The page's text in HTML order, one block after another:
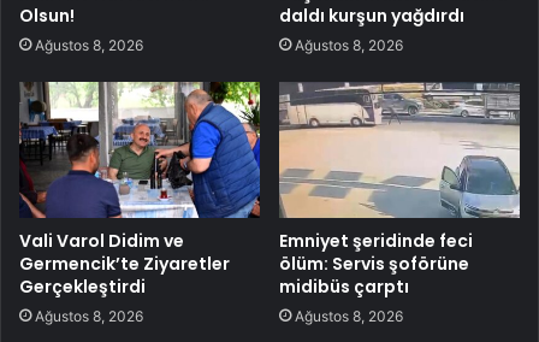
Olsun!
Ağustos 8, 2026
daldı kurşun yağdırdı
Ağustos 8, 2026
Vali Varol Didim ve
Germencik’te Ziyaretler
Gerçekleştirdi
Ağustos 8, 2026
Emniyet şeridinde feci
ölüm: Servis şoförüne
midibüs çarptı
Ağustos 8, 2026